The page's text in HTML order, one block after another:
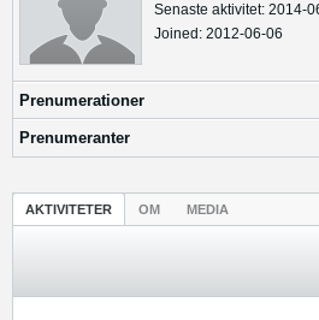
Senaste aktivitet: 2014-
Joined: 2012-06-06
Prenumerationer
Prenumeranter
AKTIVITETER OM MEDIA